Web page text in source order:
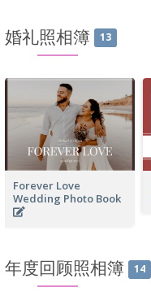
婚礼照相簿 13
Forever Love
Wedding Photo Book
年度回顾照相簿 14